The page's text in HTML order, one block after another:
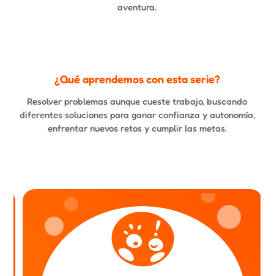
aventura.
¿Qué aprendemos con esta serie?
Resolver problemas aunque cueste trabajo, buscando
diferentes soluciones para ganar confianza y autonomía,
enfrentar nuevos retos y cumplir las metas.